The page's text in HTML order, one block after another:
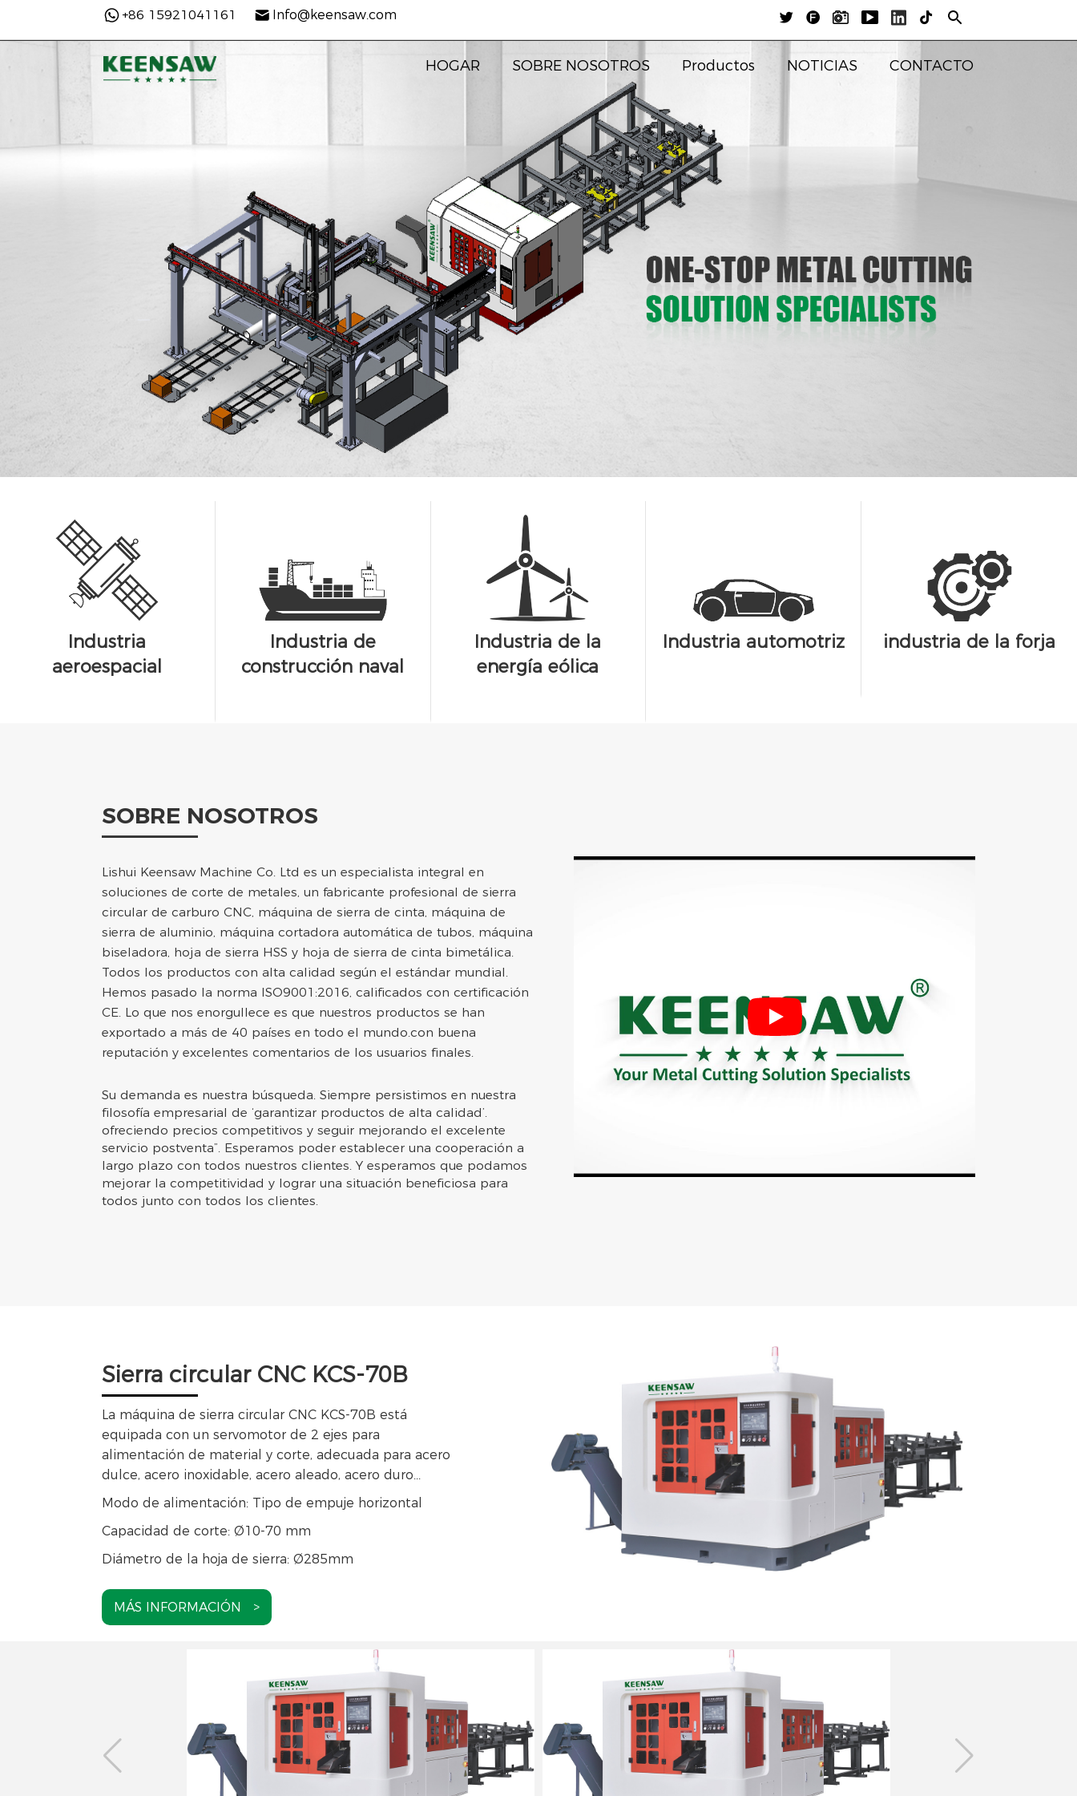
+86 15921041161 Info@keensaw.com     
HOGAR SOBRE NOSOTROS Productos NOTICIAS CONTACTO
Industria
aeroespacial
Industria de
construcción naval
Industria de la
energía eólica
Industria automotriz industria de la forja
SOBRE NOSOTROS
Lishui Keensaw Machine Co. Ltd es un especialista integral en
soluciones de corte de metales, un fabricante profesional de sierra
circular de carburo CNC, máquina de sierra de cinta, máquina de
sierra de aluminio, máquina cortadora automática de tubos, máquina
biseladora, hoja de sierra HSS y hoja de sierra de cinta bimetálica.
Todos los productos con alta calidad según el estándar mundial.
Hemos pasado la norma ISO9001:2016, calificados con certificación
CE. Lo que nos enorgullece es que nuestros productos se han
exportado a más de 40 países en todo el mundo.con buena
reputación y excelentes comentarios de los usuarios finales.
Su demanda es nuestra búsqueda. Siempre persistimos en nuestra
filosofía empresarial de ‘garantizar productos de alta calidad’.
ofreciendo precios competitivos y seguir mejorando el excelente
servicio postventa”. Esperamos poder establecer una cooperación a
largo plazo con todos nuestros clientes. Y esperamos que podamos
mejorar la competitividad y lograr una situación beneficiosa para
todos junto con todos los clientes.
Sierra circular CNC KCS-70B
La máquina de sierra circular CNC KCS-70B está
equipada con un servomotor de 2 ejes para
alimentación de material y corte, adecuada para acero
dulce, acero inoxidable, acero aleado, acero duro...
Modo de alimentación: Tipo de empuje horizontal
Capacidad de corte: Ø10-70 mm
Diámetro de la hoja de sierra: Ø285mm
MÁS INFORMACIÓN >